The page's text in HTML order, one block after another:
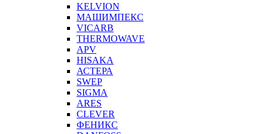
KELVION
МАШИМПЕКС
VICARB
THERMOWAVE
APV
HISAKA
АСТЕРА
SWEP
SIGMA
ARES
CLEVER
ФЕНИКС